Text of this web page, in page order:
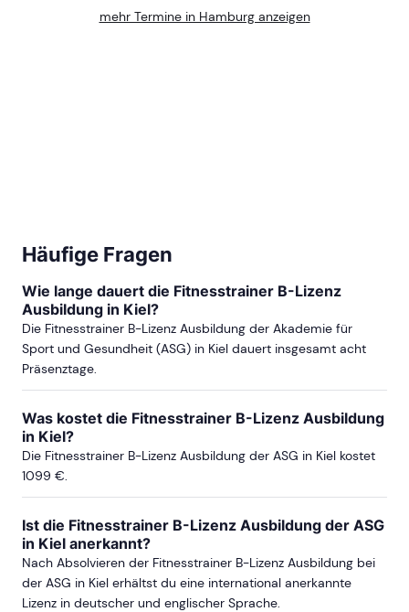
mehr Termine in Hamburg anzeigen
Häufige Fragen
Wie lange dauert die Fitnesstrainer B-Lizenz
Ausbildung in Kiel?
Die Fitnesstrainer B-Lizenz Ausbildung der Akademie für
Sport und Gesundheit (ASG) in Kiel dauert insgesamt acht
Präsenztage.
Was kostet die Fitnesstrainer B-Lizenz Ausbildung
in Kiel?
Die Fitnesstrainer B-Lizenz Ausbildung der ASG in Kiel kostet
1099 €.
Ist die Fitnesstrainer B-Lizenz Ausbildung der ASG
in Kiel anerkannt?
Nach Absolvieren der Fitnesstrainer B-Lizenz Ausbildung bei
der ASG in Kiel erhältst du eine international anerkannte
Lizenz in deutscher und englischer Sprache.